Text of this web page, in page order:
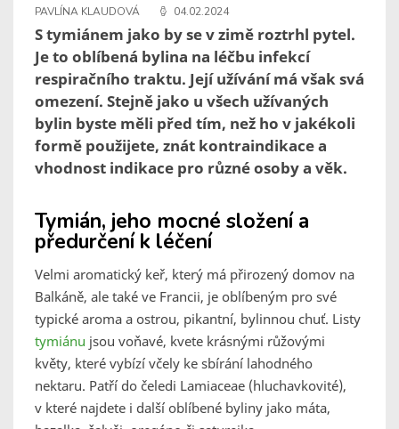
PAVLÍNA KLAUDOVÁ 04.02.2024
S tymiánem jako by se v zimě roztrhl pytel.
Je to oblíbená bylina na léčbu infekcí
respiračního traktu. Její užívání má však svá
omezení. Stejně jako u všech užívaných
bylin byste měli před tím, než ho v jakékoli
formě použijete, znát kontraindikace a
vhodnost indikace pro různé osoby a věk.
Tymián, jeho mocné složení a
předurčení k léčení
Velmi aromatický keř, který má přirozený domov na
Balkáně, ale také ve Francii, je oblíbeným pro své
typické aroma a ostrou, pikantní, bylinnou chuť. Listy
tymiánu jsou voňavé, kvete krásnými růžovými
květy, které vybízí včely ke sbírání lahodného
nektaru. Patří do čeledi Lamiaceae (hluchavkovité),
v které najdete i další oblíbené byliny jako máta,